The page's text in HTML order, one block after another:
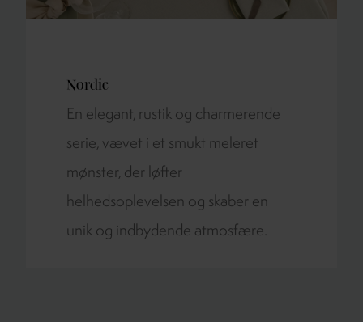
Nordic
En elegant, rustik og charmerende
serie, vævet i et smukt meleret
mønster, der løfter
helhedsoplevelsen og skaber en
unik og indbydende atmosfære.